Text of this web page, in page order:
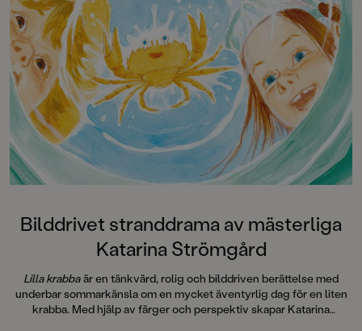
stämningen så att
armarna.”
Metro”Det här är
Bilddrivet stranddrama av mästerliga
Katarina Strömgård
Lilla krabbaär en tänkvärd, rolig och bilddriven berättelse med
underbar sommarkänsla om en mycket äventyrlig dag för en liten
krabba. Med hjälp av färger och perspektiv skapar Katarina